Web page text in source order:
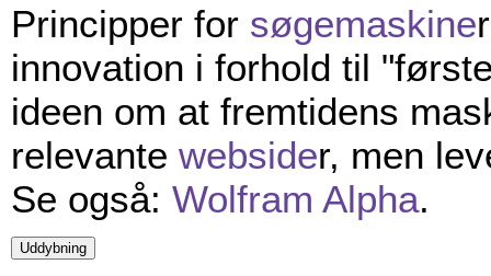
Principper for søgemaskine
innovation i forhold til
ideen om at fremtidens
relevante websider, men
Se også: Wolfram Alpha.